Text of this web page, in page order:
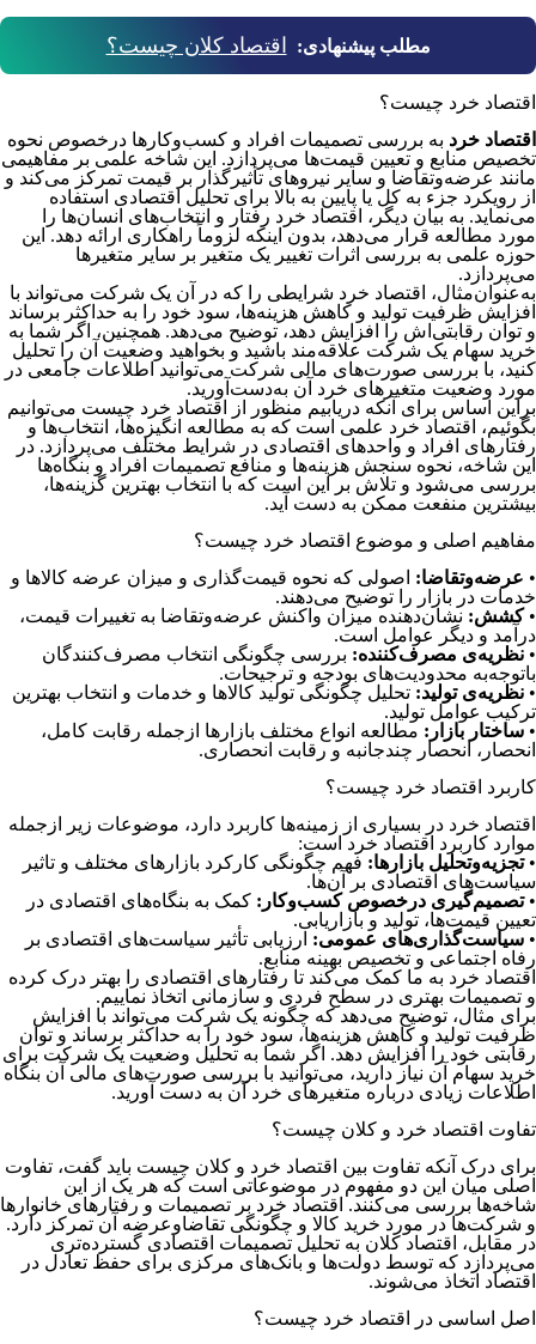
مطلب پیشنهادی: اقتصاد کلان چیست؟
اقتصاد خرد چیست؟
اقتصاد خرد به بررسی تصمیمات افراد و کسب‌وکارها درخصوص نحوه
تخصیص منابع و تعیین قیمت‌ها می‌پردازد. این شاخه علمی بر مفاهیمی
مانند عرضه‌و‌تقاضا و سایر نیروهای تأثیرگذار بر قیمت تمرکز می‌کند و
از رویکرد جزء به کل یا پایین به بالا برای تحلیل اقتصادی استفاده
می‌نماید. به بیان دیگر، اقتصاد خرد رفتار و انتخاب‌های انسان‌ها را
مورد مطالعه قرار می‌دهد، بدون اینکه لزوماً راهکاری ارائه دهد. این
حوزه علمی به بررسی اثرات تغییر یک متغیر بر سایر متغیرها
می‌پردازد.
به‌عنوان‌مثال، اقتصاد خرد شرایطی را که در آن یک شرکت می‌تواند با
افزایش ظرفیت تولید و کاهش هزینه‌ها، سود خود را به حداکثر برساند
و توان رقابتی‌اش را افزایش دهد، توضیح می‌دهد. همچنین، اگر شما به
خرید سهام یک شرکت علاقه‌مند باشید و بخواهید وضعیت آن را تحلیل
کنید، با بررسی صورت‌های مالی شرکت می‌توانید اطلاعات جامعی در
مورد وضعیت متغیرهای خرد آن به‌دست‌آورید.
براین اساس برای آنکه دریابیم منظور از اقتصاد خرد چیست می‌توانیم
بگوئیم، اقتصاد خرد علمی است که به مطالعه انگیزه‌ها، انتخاب‌ها و
رفتارهای افراد و واحدهای اقتصادی در شرایط مختلف می‌پردازد. در
این شاخه، نحوه سنجش هزینه‌ها و منافع تصمیمات افراد و بنگاه‌ها
بررسی می‌شود و تلاش بر این است که با انتخاب بهترین گزینه‌ها،
بیشترین منفعت ممکن به دست آید.
مفاهیم اصلی و موضوع اقتصاد خرد چیست؟
• عرضه‌و‌تقاضا: اصولی که نحوه قیمت‌گذاری و میزان عرضه کالاها و
خدمات در بازار را توضیح می‌دهند.
•کشش: نشان‌دهنده میزان واکنش عرضه‌و‌تقاضا به تغییرات قیمت،
درآمد و دیگر عوامل است.
• نظریه‌ی مصرف‌کننده: بررسی چگونگی انتخاب مصرف‌کنندگان
با‌توجه‌به محدودیت‌های بودجه و ترجیحات.
• نظریه‌ی تولید: تحلیل چگونگی تولید کالاها و خدمات و انتخاب بهترین
ترکیب عوامل تولید.
• ساختار بازار: مطالعه انواع مختلف بازارها ازجمله رقابت کامل،
انحصار، انحصار چندجانبه و رقابت انحصاری.
کاربرد اقتصاد خرد چیست؟
اقتصاد خرد در بسیاری از زمینه‌ها کاربرد دارد، موضوعات زیر ازجمله
موارد کاربرد اقتصاد خرد است:
•تجزیه‌و‌تحلیل بازارها: فهم چگونگی کارکرد بازارهای مختلف و تاثیر
سیاست‌های اقتصادی بر آن‌ها.
•تصمیم‌گیری درخصوص کسب‌وکار: کمک به بنگاه‌های اقتصادی در
تعیین قیمت‌ها، تولید و بازاریابی.
• سیاست‌گذاری‌های عمومی: ارزیابی تأثیر سیاست‌های اقتصادی بر
رفاه اجتماعی و تخصیص بهینه منابع.
اقتصاد خرد به ما کمک می‌کند تا رفتارهای اقتصادی را بهتر درک کرده
و تصمیمات بهتری در سطح فردی و سازمانی اتخاذ نماییم.
برای مثال، توضیح می‌دهد که چگونه یک شرکت می‌تواند با افزایش
ظرفیت تولید و کاهش هزینه‌ها، سود خود را به حداکثر برساند و توان
رقابتی خود را افزایش دهد. اگر شما به تحلیل وضعیت یک شرکت برای
خرید سهام آن نیاز دارید، می‌توانید با بررسی صورت‌های مالی آن بنگاه
اطلاعات زیادی درباره متغیرهای خرد آن به دست آورید.
تفاوت اقتصاد خرد و کلان چیست؟
برای درک آنکه تفاوت بین اقتصاد خرد و کلان چیست باید گفت، تفاوت
اصلی میان این دو مفهوم در موضوعاتی است که هر یک از این
شاخه‌ها بررسی می‌کنند. اقتصاد خرد بر تصمیمات و رفتارهای خانوارها
و شرکت‌ها در مورد خرید کالا و چگونگی تقاضا‌و‌عرضه آن تمرکز دارد.
در مقابل، اقتصاد کلان به تحلیل تصمیمات اقتصادی گسترده‌تری
می‌پردازد که توسط دولت‌ها و بانک‌های مرکزی برای حفظ تعادل در
اقتصاد اتخاذ می‌شوند.
اصل اساسی در اقتصاد خرد چیست؟